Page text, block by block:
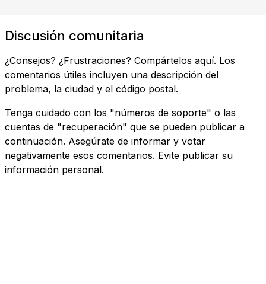
Discusión comunitaria
¿Consejos? ¿Frustraciones? Compártelos aquí. Los
comentarios útiles incluyen una descripción del
problema, la ciudad y el código postal.
Tenga cuidado con los "números de soporte" o las
cuentas de "recuperación" que se pueden publicar a
continuación. Asegúrate de informar y votar
negativamente esos comentarios. Evite publicar su
información personal.